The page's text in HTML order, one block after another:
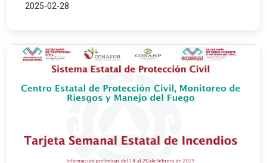
2025-02-28